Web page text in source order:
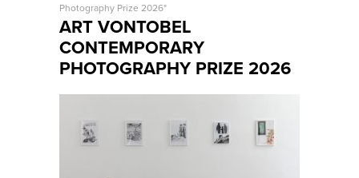
Photography Prize 2026"
ART VONTOBEL
CONTEMPORARY
PHOTOGRAPHY PRIZE 2026